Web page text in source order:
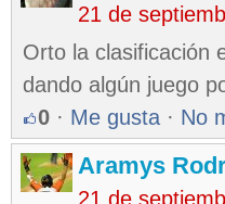
21 de
Orto la clasificación
dando algún juego
0 · Me gusta · No
Aramys
21 de